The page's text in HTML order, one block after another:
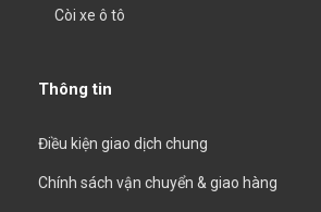
Còi xe ô tô
Thông tin
Điều kiện giao dịch chung
Chính sách vận chuyển & giao hàng